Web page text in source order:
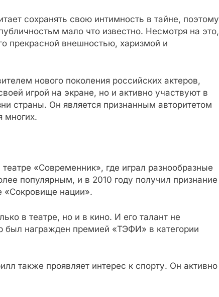
сохранять свою интимность в тайне, поэтому
мало что известно. Несмотря на это,
прекрасной внешностью, харизмой и
нового поколения российских актеров,
игрой на экране, но и активно участвуют в
страны. Он является признанным авторитетом
многих.
«Современник», где играл разнообразные
популярным, и в 2010 году получил признание
«Сокровище нации».
в театре, но и в кино. И его талант не
был награжден премией «ТЭФИ» в категории
также проявляет интерес к спорту. Он активно